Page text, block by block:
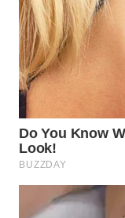
WN
KEPULAUAN
SERIBU
WN
TANGERANG
WN
BINJAI
WN
CIREBON